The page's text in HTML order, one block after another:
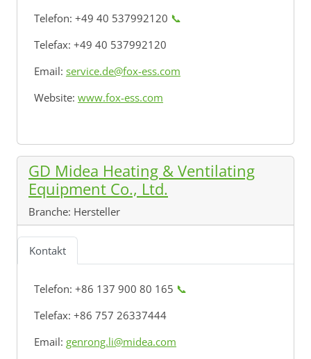
Telefon: +49 40 537992120 📞
Telefax: +49 40 537992120
Email: service.de@fox-ess.com
Website: www.fox-ess.com
GD Midea Heating & Ventilating
Equipment Co., Ltd.
Branche: Hersteller
Kontakt
Telefon: +86 137 900 80 165 📞
Telefax: +86 757 26337444
Email: genrong.li@midea.com